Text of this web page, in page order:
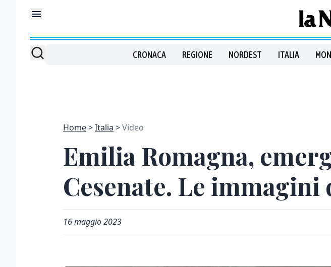
CRONACA REGIONE NORDEST ITALIA
Home Italia Video
Emilia Romagna,
Cesenate. Le
16 maggio 2023